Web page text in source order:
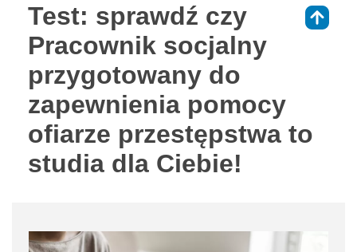
Test: sprawdź czy
Pracownik socjalny
przygotowany do
zapewnienia pomocy
ofiarze przestępstwa to
studia dla Ciebie!